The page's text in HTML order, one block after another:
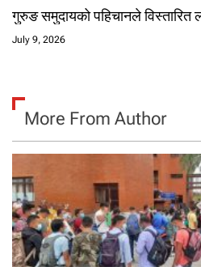
गुरुङ समुदायको पहिचानले विस्तारित
July 9, 2026
More From Author